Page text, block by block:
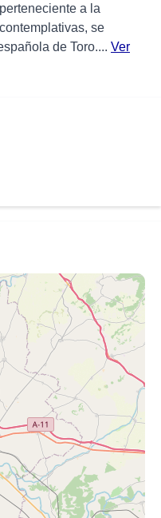
a la
se
de Toro.... Ver